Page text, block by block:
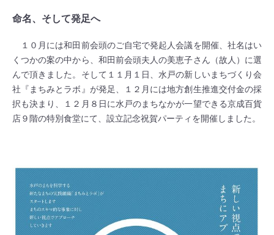
命名、そして発足へ
１０月には和田前会頭のご自宅で発起人会議を開催、社名はい
くつかの案の中から、和田前会頭夫人の美恵子さん（故人）に選
んで頂きました。そして１１月１日、水戸の新しいまちづくり会
社『まちみとラボ』が発足、１２月には地方創生推進交付金の採
択も決まり、１２月８日に水戸のまちなかが一望できる京成百貨
店９階の特別食堂にて、設立記念祝賀パーティを開催しました。